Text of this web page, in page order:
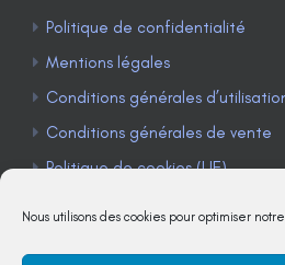
Nous utilisons des cookies pour optimiser
Politique de confidentialité
Mentions légales
Conditions générales
Conditions générales de vente
Politique de cookies (UE)